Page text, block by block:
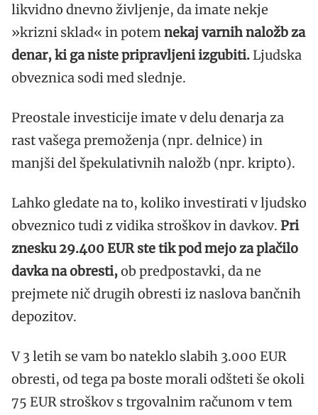
likvidno dnevno življenje, da imate nekje
»krizni sklad« in potem nekaj varnih naložb za
denar, ki ga niste pripravljeni izgubiti. Ljudska
obveznica sodi med slednje.
Preostale investicije imate v delu denarja za
rast vašega premoženja (npr. delnice) in
manjši del špekulativnih naložb (npr. kripto).
Lahko gledate na to, koliko investirati v ljudsko
obveznico tudi z vidika stroškov in davkov. Pri
znesku 29.400 EUR ste tik pod mejo za plačilo
davka na obresti,ob predpostavki, da ne
prejmete nič drugih obresti iz naslova bančnih
depozitov.
V 3 letih se vam bo nateklo slabih 3.000 EUR
obresti, od tega pa boste morali odšteti še okoli
75 EUR stroškov s trgovalnim računom v tem